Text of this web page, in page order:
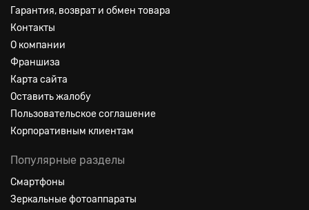
Гарантия, возврат и обмен товара
Контакты
О компании
Франшиза
Карта сайта
Оставить жалобу
Пользовательское соглашение
Корпоративным клиентам
Популярные разделы
Смартфоны
Зеркальные фотоаппараты